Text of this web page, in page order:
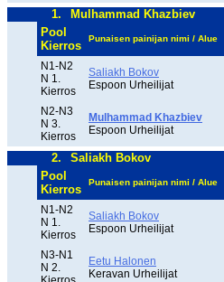
1. Mulhammad Khazbiev
Pool
Kierros
Punaisen painijan nimi / Alue
N1-N2
N 1.
Kierros
Saliakh Bokov
Espoon Urheilijat
N2-N3
N 3.
Kierros
Mulhammad Khazbiev
Espoon Urheilijat
2. Saliakh Bokov
Pool
Kierros
Punaisen painijan nimi / Alue
N1-N2
N 1.
Kierros
Saliakh Bokov
Espoon Urheilijat
N3-N1
N 2.
Eetu Halonen
Keravan Urheilijat